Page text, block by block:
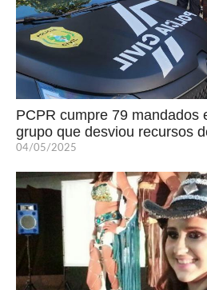
PCPR cumpre 79 mandados
grupo que desviou recursos
04/05/2025